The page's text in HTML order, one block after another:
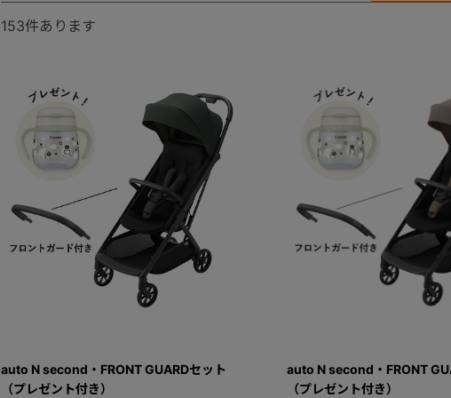
153件あります
auto N second・FRONT GUARDセット
（プレゼント付き）
auto N second・FRONT
（プレゼント付き）